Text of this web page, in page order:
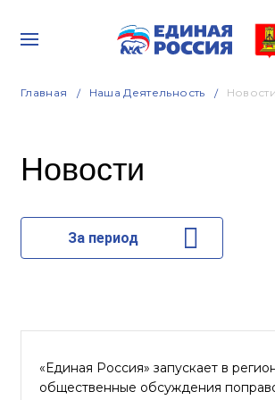
Главная Наша Деятельность Новости
Новости
За период
«Единая Россия» запускает в
общественные обсуждения